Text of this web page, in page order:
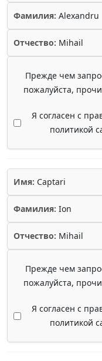
Фамилия: Alexandru
Отчество: Mihail
Прежде чем
пожалуйста,
Я согласен с
политикой
Имя: Captari
Фамилия: Ion
Отчество: Mihail
Прежде чем
пожалуйста,
Я согласен с
политикой